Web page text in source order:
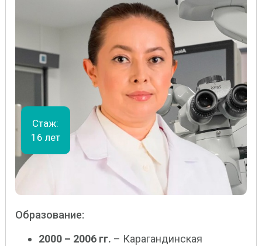
Стаж:
16 лет
Образование:
2000 – 2006 гг. – Карагандинская